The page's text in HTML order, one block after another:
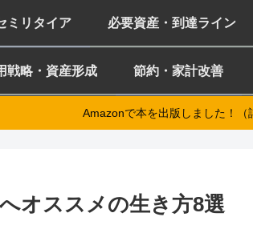
ミリタイア 必要資産・到達ライン
戦略・資産形成 節約・家計改善
Amazonで本を出版しました！（
オススメの生き方8選